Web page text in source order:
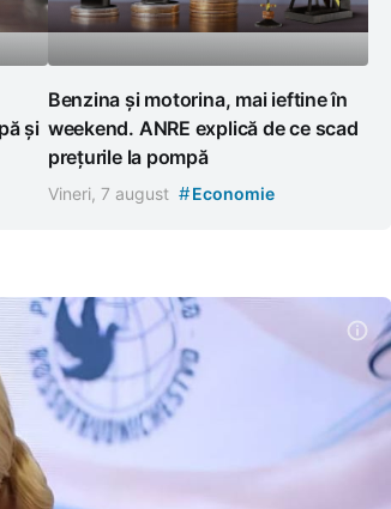
și
Benzina și motorina, mai ieftine în
weekend. ANRE explică de ce scad
prețurile la pompă
Vineri, 7 august #Economie